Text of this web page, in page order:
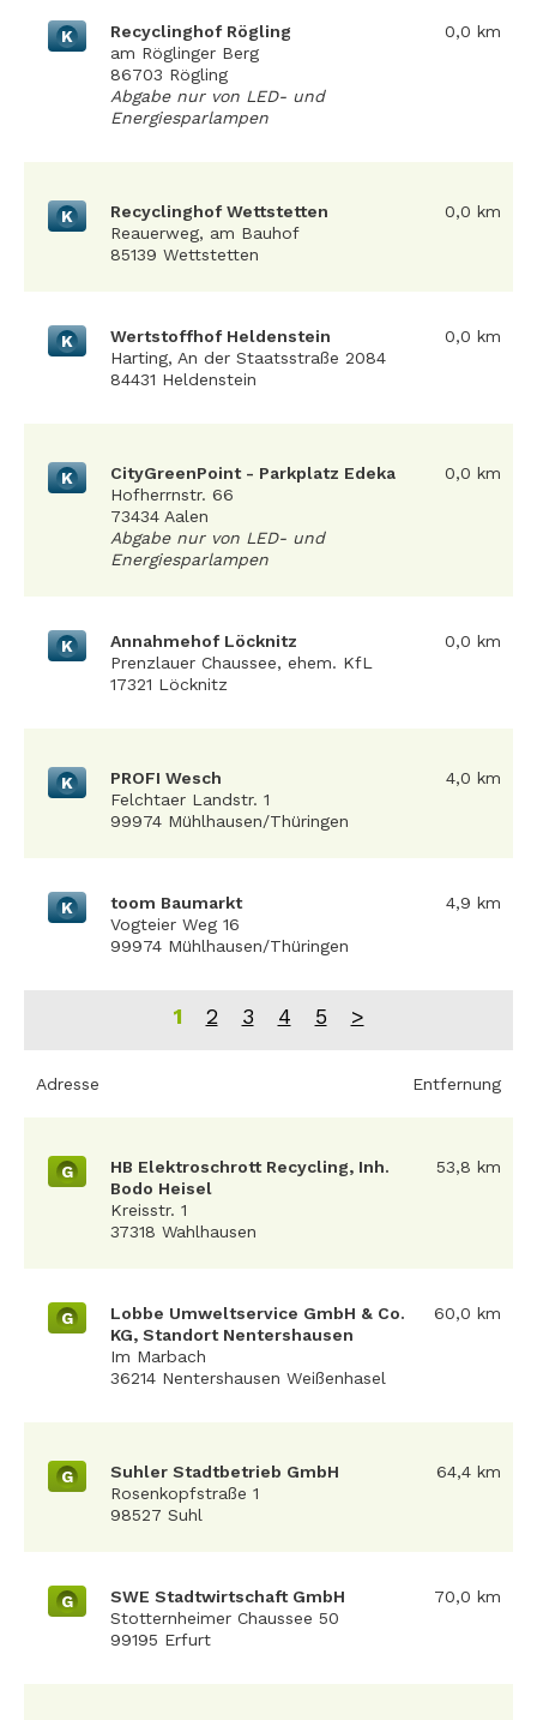
K
Recyclinghof Rögling
am Röglinger Berg
86703 Rögling
Abgabe nur von LED- und
Energiesparlampen
0,0 km
K
Recyclinghof Wettstetten
Reauerweg, am Bauhof
85139 Wettstetten
0,0 km
K
Wertstoffhof Heldenstein
Harting, An der Staatsstraße 2084
84431 Heldenstein
0,0 km
K
CityGreenPoint - Parkplatz Edeka
Hofherrnstr. 66
73434 Aalen
Abgabe nur von LED- und
Energiesparlampen
0,0 km
K
Annahmehof Löcknitz
Prenzlauer Chaussee, ehem. KfL
17321 Löcknitz
0,0 km
K
PROFI Wesch
Felchtaer Landstr. 1
99974 Mühlhausen/Thüringen
4,0 km
K
toom Baumarkt
Vogteier Weg 16
99974 Mühlhausen/Thüringen
4,9 km
1 2 3 4 5 >
Adresse Entfernung
G
HB Elektroschrott Recycling, Inh.
Bodo Heisel
Kreisstr. 1
37318 Wahlhausen
53,8 km
G
Lobbe Umweltservice GmbH & Co.
KG, Standort Nentershausen
Im Marbach
36214 Nentershausen Weißenhasel
60,0 km
G
Suhler Stadtbetrieb GmbH
Rosenkopfstraße 1
98527 Suhl
64,4 km
G
SWE Stadtwirtschaft GmbH
Stotternheimer Chaussee 50
99195 Erfurt
70,0 km